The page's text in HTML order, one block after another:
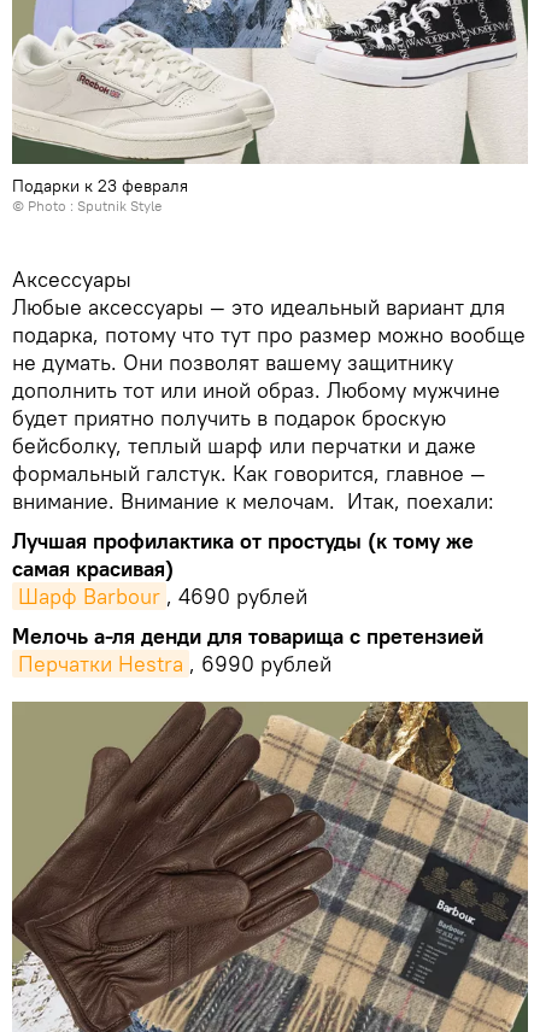
Подарки к 23 февраля
© Photo : Sputnik Style
Аксессуары
Любые аксессуары — это идеальный вариант для
подарка, потому что тут про размер можно вообще
не думать. Они позволят вашему защитнику
дополнить тот или иной образ. Любому мужчине
будет приятно получить в подарок броскую
бейсболку, теплый шарф или перчатки и даже
формальный галстук. Как говорится, главное —
внимание. Внимание к мелочам. Итак, поехали:
Лучшая профилактика от простуды (к тому же
самая красивая)
Шарф Barbour , 4690 рублей
Мелочь а-ля денди для товарища с претензией
Перчатки Hestra , 6990 рублей